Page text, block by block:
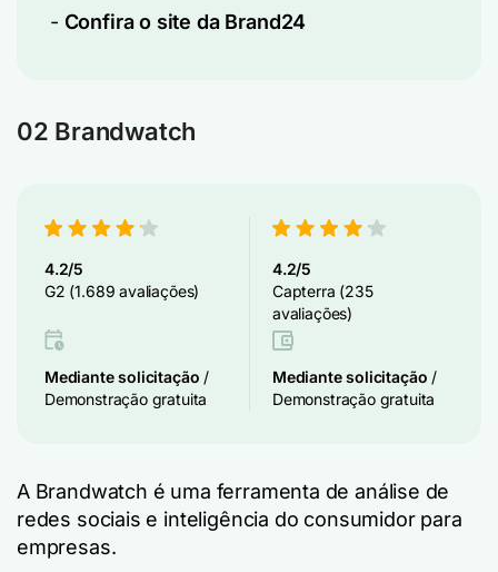
- Confira o site da Brand24
02 Brandwatch
4.2/5
G2 (1.689 avaliações)
4.2/5
Capterra (235
avaliações)
Mediante solicitação /
Demonstração gratuita
Mediante solicitação /
Demonstração gratuita
A Brandwatch é uma ferramenta de análise de
redes sociais e inteligência do consumidor para
empresas.